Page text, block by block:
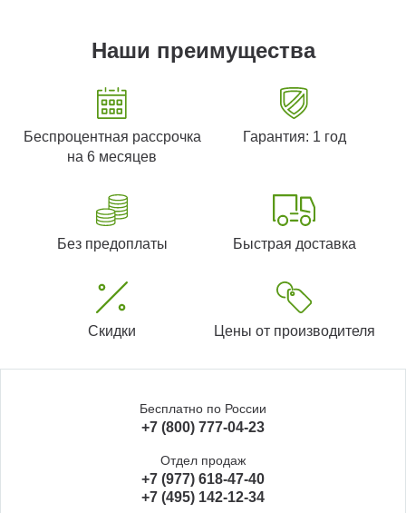
Наши преимущества
Беспроцентная рассрочка
на 6 месяцев
Гарантия: 1 год
Без предоплаты Быстрая доставка
Скидки Цены от производителя
Бесплатно по России
+7 (800) 777-04-23
Отдел продаж
+7 (977) 618-47-40
+7 (495) 142-12-34